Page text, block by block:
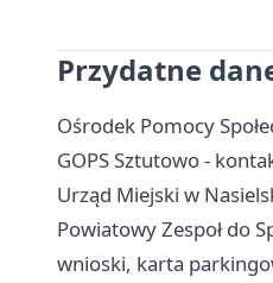
Przydatne
Ośrodek Pomocy
GOPS Sztutowo -
Urząd Miejski w
Powiatowy Zespoł do
wnioski, karta